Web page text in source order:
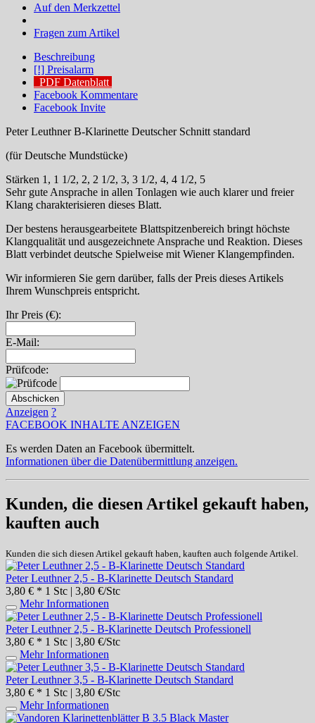
Auf den Merkzettel
Fragen zum Artikel
Beschreibung
[!] Preisalarm
PDF Datenblatt
Facebook Kommentare
Facebook Invite
Peter Leuthner B-Klarinette Deutscher Schnitt standard
(für Deutsche Mundstücke)
Stärken 1, 1 1/2, 2, 2 1/2, 3, 3 1/2, 4, 4 1/2, 5
Sehr gute Ansprache in allen Tonlagen wie auch klarer und freier
Klang charakterisieren dieses Blatt.
Der bestens herausgearbeitete Blattspitzenbereich bringt höchste
Klangqualität und ausgezeichnete Ansprache und Reaktion. Dieses
Blatt verbindet deutsche Spielweise mit Wiener Klangempfinden.
Wir informieren Sie gern darüber, falls der Preis dieses Artikels
Ihrem Wunschpreis entspricht.
Ihr Preis (€):
E-Mail:
Prüfcode:
Abschicken
Anzeigen ?
FACEBOOK INHALTE ANZEIGEN
Es werden Daten an Facebook übermittelt.
Informationen über die Datenübermittlung anzeigen.
Kunden, die diesen Artikel gekauft haben,
kauften auch
Kunden die sich diesen Artikel gekauft haben, kauften auch folgende Artikel.
Peter Leuthner 2,5 - B-Klarinette Deutsch Standard
3,80 € * 1 Stc | 3,80 €/Stc
Mehr Informationen
Peter Leuthner 2,5 - B-Klarinette Deutsch Professionell
3,80 € * 1 Stc | 3,80 €/Stc
Mehr Informationen
Peter Leuthner 3,5 - B-Klarinette Deutsch Standard
3,80 € * 1 Stc | 3,80 €/Stc
Mehr Informationen